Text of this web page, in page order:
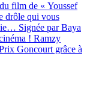
film de « Youssef
drôle qui vous
Signée par Baya
! Ramzy
Goncourt grâce à